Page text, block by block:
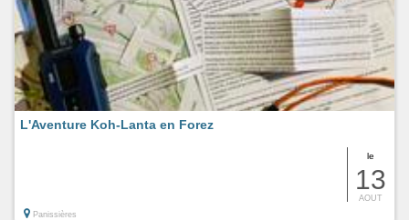
le
13
AOUT
L'Aventure Koh-Lanta en Forez
Panissières